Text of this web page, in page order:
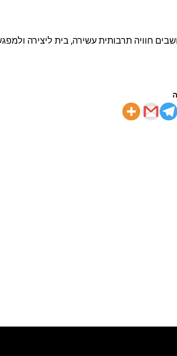
חוויה תרבותית עשירה, בית ליצירה